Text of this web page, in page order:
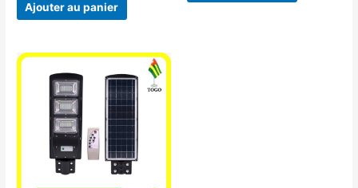
Ajouter au panier